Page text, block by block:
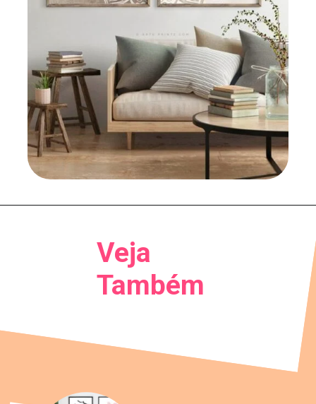
Veja
Também